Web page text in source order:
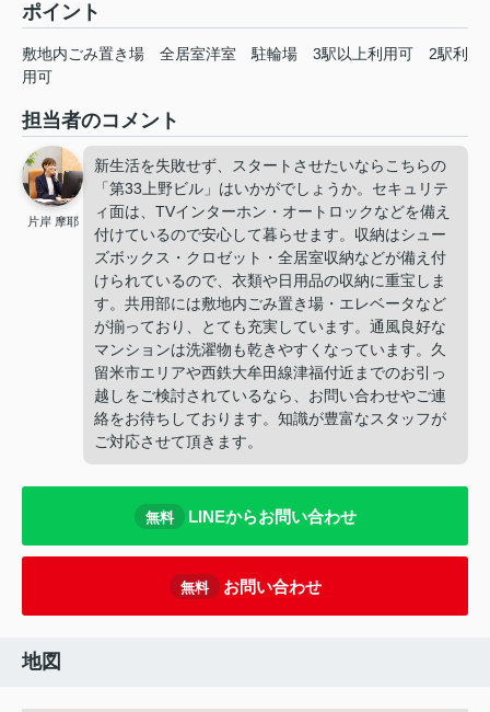
ポイント
敷地内ごみ置き場 全居室洋室 駐輪場 3駅以上利用可
2駅利
用可
担当者のコメント
片岸 摩耶
新生活を失敗せず、スタートさせたいならこちらの
「第33上野ビル」はいかがでしょうか。セキュリテ
ィ面は、TVインターホン・オートロックなどを備え
付けているので安心して暮らせます。収納はシュー
ズボックス・クロゼット・全居室収納などが備え付
けられているので、衣類や日用品の収納に重宝しま
す。共用部には敷地内ごみ置き場・エレベータなど
が揃っており、とても充実しています。通風良好な
マンションは洗濯物も乾きやすくなっています。久
留米市エリアや西鉄大牟田線津福付近までのお引っ
越しをご検討されているなら、お問い合わせやご連
絡をお待ちしております。知識が豊富なスタッフが
ご対応させて頂きます。
無料 LINEからお問い合わせ
無料 お問い合わせ
地図